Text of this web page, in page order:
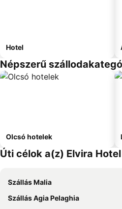
Hotel
Népszerű
Olcsó hotelek
Úti célok a(z) Elvira
Szállás Malia
Szállás Agia Pelaghia